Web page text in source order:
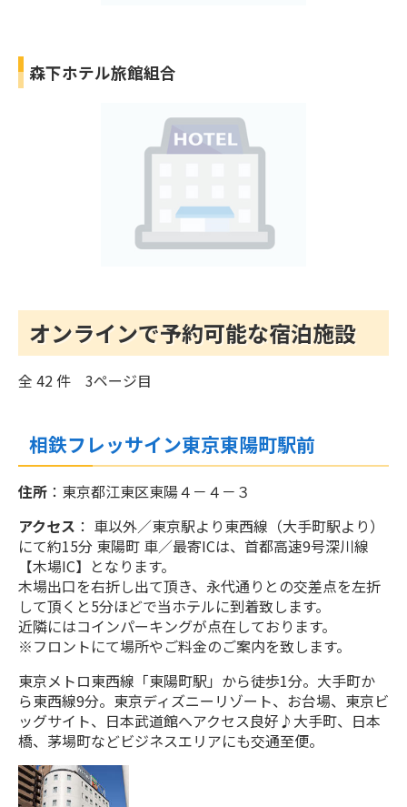
森下ホテル旅館組合
オンラインで予約可能な宿泊施設
全 42 件 3ページ目
相鉄フレッサイン東京東陽町駅前
住所 ：東京都江東区東陽４－４－３
アクセス ： 車以外／東京駅より東西線（大手町駅より）
にて約15分 東陽町 車／最寄ICは、首都高速9号深川線
【木場IC】となります。
木場出口を右折し出て頂き、永代通りとの交差点を左折
して頂くと5分ほどで当ホテルに到着致します。
近隣にはコインパーキングが点在しております。
※フロントにて場所やご料金のご案内を致します。
東京メトロ東西線「東陽町駅」から徒歩1分。大手町か
ら東西線9分。東京ディズニーリゾート、お台場、東京ビ
ッグサイト、日本武道館へアクセス良好♪大手町、日本
橋、茅場町などビジネスエリアにも交通至便。